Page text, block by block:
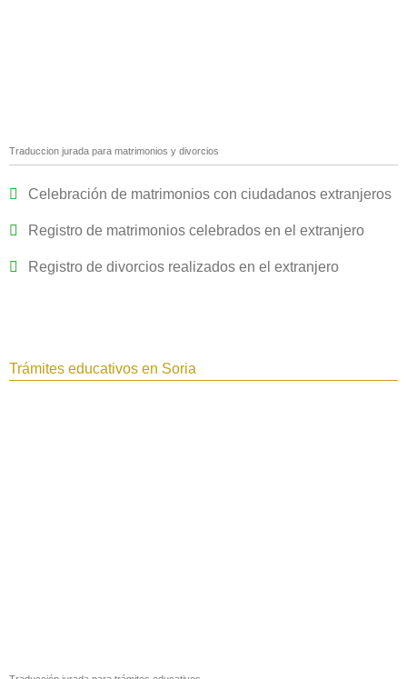
Traduccion jurada para matrimonios y divorcios
Celebración de matrimonios con ciudadanos extranjeros
Registro de matrimonios celebrados en el extranjero
Registro de divorcios realizados en el extranjero
Trámites educativos en Soria‎